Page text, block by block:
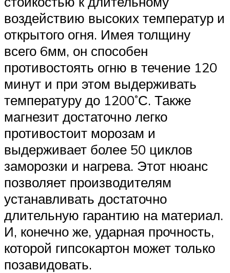
воздействию высоких температур и
открытого огня. Имея толщину
всего 6мм, он способен
противостоять огню в течение 120
минут и при этом выдерживать
температуру до 1200˚С. Также
магнезит достаточно легко
противостоит морозам и
выдерживает более 50 циклов
заморозки и нагрева. Этот нюанс
позволяет производителям
устанавливать достаточно
длительную гарантию на материал.
И, конечно же, ударная прочность,
которой гипсокартон может только
позавидовать.